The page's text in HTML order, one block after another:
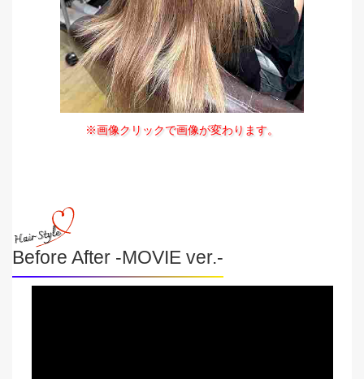
※画像クリックで画像が変わります。
Before After -MOVIE ver.-